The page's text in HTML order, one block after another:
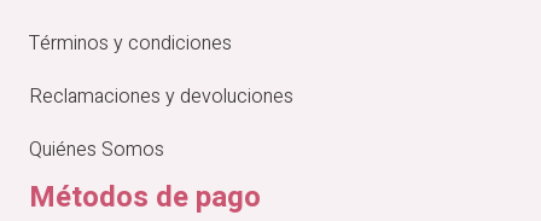
Términos y condiciones
Reclamaciones y devoluciones
Quiénes Somos
Métodos de pago